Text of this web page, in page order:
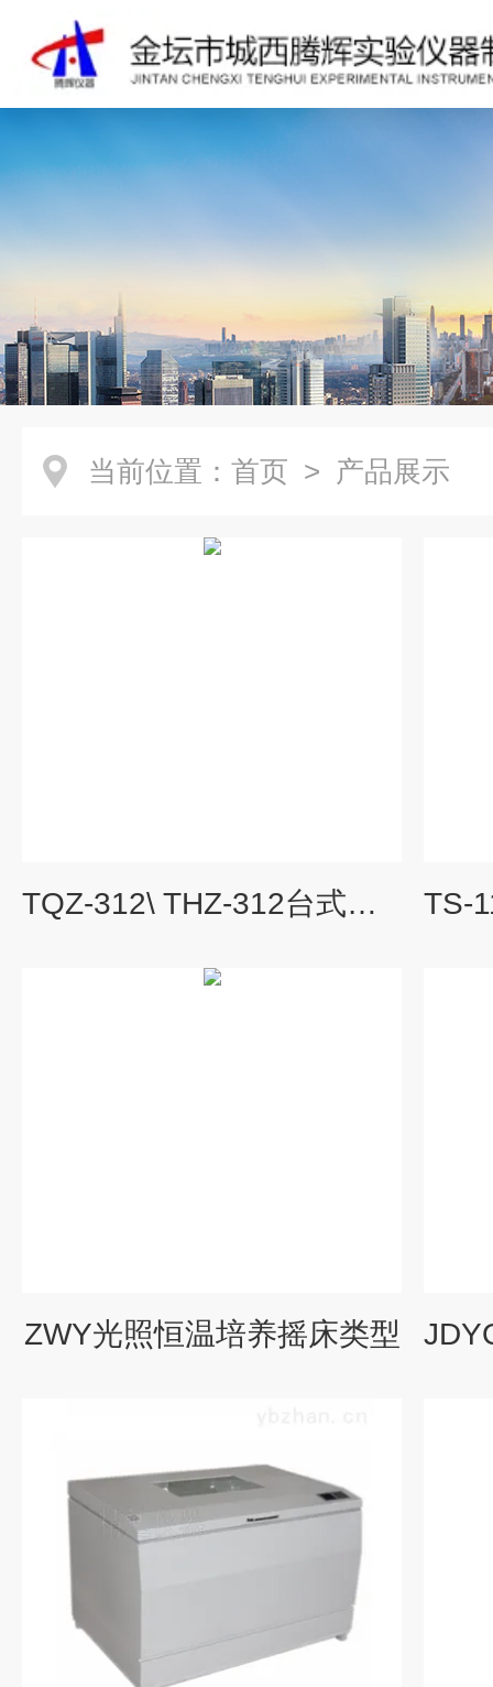
当前位置： 首页 > 产品展示
TQZ-312\ THZ-312台式恒温振荡摇床厂家
ZWY光照恒温培养摇床类型